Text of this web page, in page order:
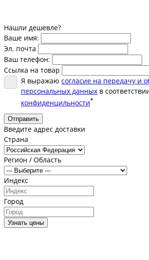
Нашли дешевле?
Ваше имя:
Эл. почта
Ваш телефон:
Ссылка на товар
Я выражаю согласие на передачу и
персональных данных в
конфиденцильности*
Отправить
Введите адрес доставки
Страна
Регион / Область
Индекс
Город
Узнать цены